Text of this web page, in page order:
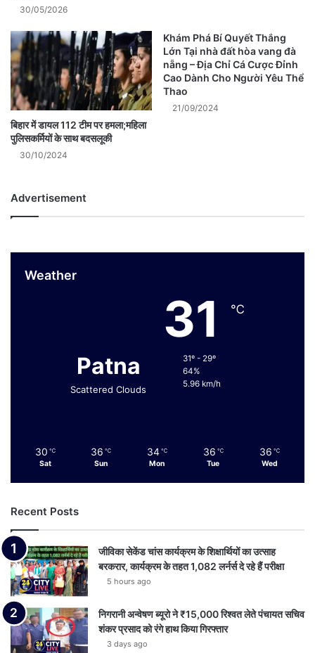
30/05/2026
बिहार में डायल 112 टीम पर हमला;महिला
पुलिसकर्मियों के साथ बदसलूकी
30/10/2024
Khám Phá Bí Quyết Thắng
Lớn Tại nhà đất hòa vang đà
nẵng – Địa Chỉ Cá Cược Đỉnh
Cao Dành Cho Người Yêu Thể
Thao
21/09/2024
Advertisement
Weather
Patna
Scattered Clouds
31 ℃
31º - 29º
64%
5.96 km/h
30 ℃
Sat
36 ℃
Sun
34 ℃
Mon
36 ℃
Tue
36 ℃
Wed
Recent Posts
जीविका सेकेंड चांस कार्यक्रम के शिक्षार्थियों का उत्साह
बरकरार, कार्यक्रम के तहत 1,082 लर्नर्स दे रहे हैं परीक्षा
5 hours ago
निगरानी अन्वेषण ब्यूरो ने ₹15,000 रिश्वत लेते पंचायत सचिव
शंकर प्रसाद को रंगे हाथ किया गिरफ्तार
3 days ago